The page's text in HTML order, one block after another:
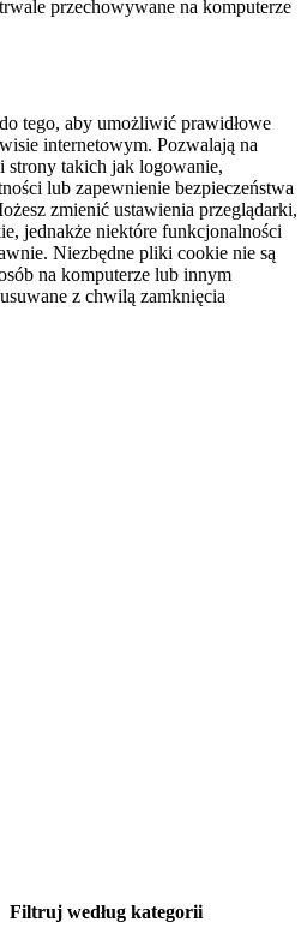
przechowywane na komputerze
tego, aby umożliwić prawidłowe
internetowym. Pozwalają na
strony takich jak logowanie,
lub zapewnienie bezpieczeństwa
zmienić ustawienia przeglądarki,
jednakże niektóre funkcjonalności
Niezbędne pliki cookie nie są
na komputerze lub innym
z chwilą zamknięcia
Filtruj według kategorii